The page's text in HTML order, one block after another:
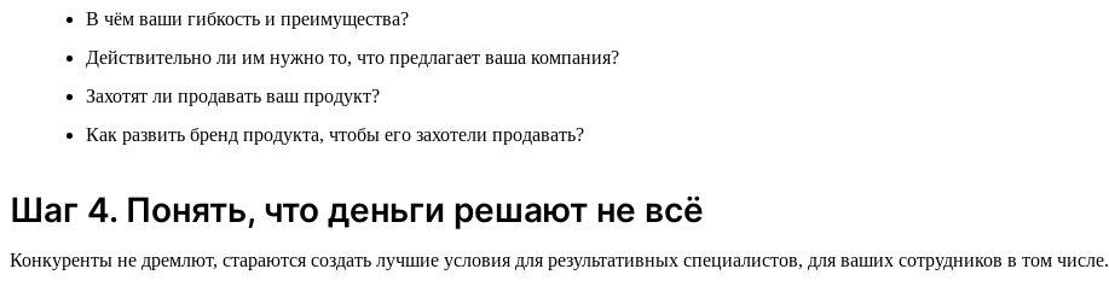
В чём ваши гибкость и преимущества?
Действительно ли им нужно то, что предлагает ваша компания?
Захотят ли продавать ваш продукт?
Как развить бренд продукта, чтобы его захотели продавать?
Шаг 4. Понять, что деньги решают не всё
Конкуренты не дремлют, стараются создать лучшие условия для результативных специалистов, для ваших сотрудников в том числе.